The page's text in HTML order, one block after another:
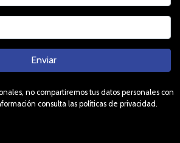
Enviar
no compartiremos tus datos personales con
consulta las políticas de privacidad.